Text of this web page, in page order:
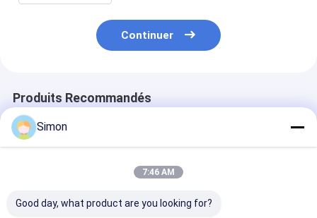
Continuer
Produits Recommandés
Simon
7:46 AM
Good day, what product are you looking for?